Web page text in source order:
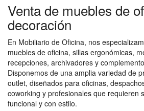
Venta de muebles de
decoración
En Mobiliario de Oficina, nos
muebles de oficina, sillas ergonómicas,
recepciones, archivadores y
Disponemos de una amplia variedad de
outlet, diseñados para oficinas,
coworking y profesionales que requieren
funcional y con estilo.